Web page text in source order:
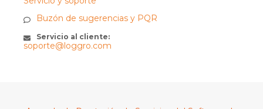
Buzón de sugerencias y PQR
Servicio al cliente:
soporte@loggro.com